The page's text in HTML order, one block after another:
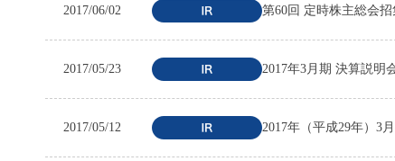
2017/06/02 第60回 定時株主総会
2017/05/23 2017年3月期 決算説明
2017/05/12 2017年（平成29年）3